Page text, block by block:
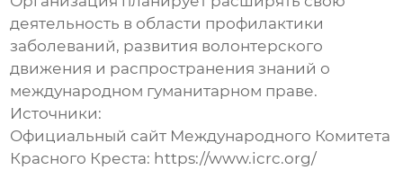
деятельность в области профилактики
заболеваний, развития волонтерского
движения и распространения знаний о
международном гуманитарном праве.
Источники:
Официальный сайт Международного Комитета
Красного Креста: https://www.icrc.org/